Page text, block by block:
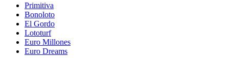
Primitiva
Bonoloto
El Gordo
Lototurf
Euro Millones
Euro Dreams